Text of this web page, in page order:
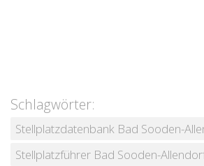
Schlagwörter:
Stellplatzdatenbank Bad Sooden-
Stellplatzführer Bad Sooden-